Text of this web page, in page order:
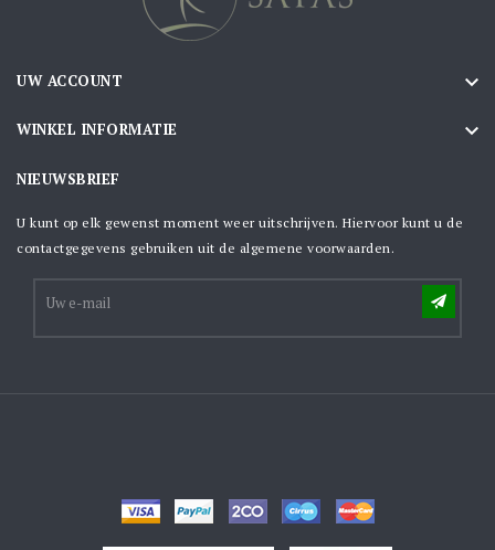
UW ACCOUNT 
WINKEL INFORMATIE 
NIEUWSBRIEF
U kunt op elk gewenst moment weer uitschrijven. Hiervoor kunt u de
contactgegevens gebruiken uit de algemene voorwaarden.